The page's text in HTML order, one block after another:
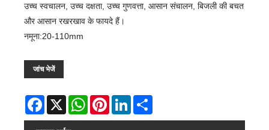
उच्च स्वचालन, उच्च दक्षता, उच्च गुणवत्ता, आसान संचालन, बिजली की बचत
और आसान रखरखाव के फायदे हैं।
नमूना:20-110mm
जांच भेजें
Facebook
X WhatsAppPinterestLinkedIn